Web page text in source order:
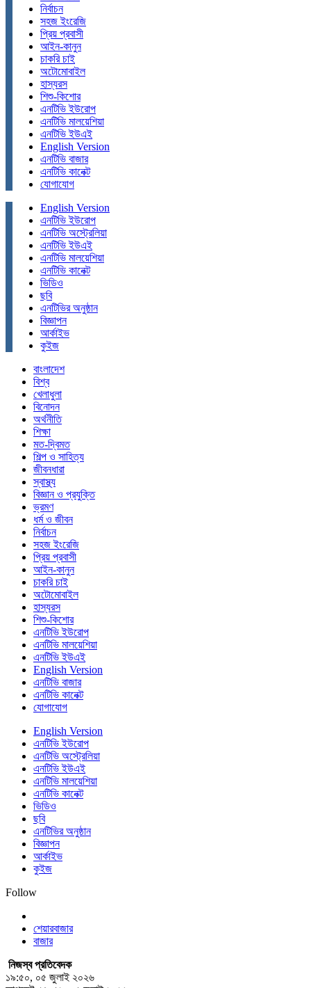
নির্বাচন
সহজ ইংরেজি
প্রিয় প্রবাসী
আইন-কানুন
চাকরি চাই
অটোমোবাইল
হাস্যরস
শিশু-কিশোর
এনটিভি ইউরোপ
এনটিভি মালয়েশিয়া
এনটিভি ইউএই
English Version
এনটিভি বাজার
এনটিভি কানেক্ট
যোগাযোগ
English Version
এনটিভি ইউরোপ
এনটিভি অস্ট্রেলিয়া
এনটিভি ইউএই
এনটিভি মালয়েশিয়া
এনটিভি কানেক্ট
ভিডিও
ছবি
এনটিভির অনুষ্ঠান
বিজ্ঞাপন
আর্কাইভ
কুইজ
বাংলাদেশ
বিশ্ব
খেলাধুলা
বিনোদন
অর্থনীতি
শিক্ষা
মত-দ্বিমত
শিল্প ও সাহিত্য
জীবনধারা
স্বাস্থ্য
বিজ্ঞান ও প্রযুক্তি
ভ্রমণ
ধর্ম ও জীবন
নির্বাচন
সহজ ইংরেজি
প্রিয় প্রবাসী
আইন-কানুন
চাকরি চাই
অটোমোবাইল
হাস্যরস
শিশু-কিশোর
এনটিভি ইউরোপ
এনটিভি মালয়েশিয়া
এনটিভি ইউএই
English Version
এনটিভি বাজার
এনটিভি কানেক্ট
যোগাযোগ
English Version
এনটিভি ইউরোপ
এনটিভি অস্ট্রেলিয়া
এনটিভি ইউএই
এনটিভি মালয়েশিয়া
এনটিভি কানেক্ট
ভিডিও
ছবি
এনটিভির অনুষ্ঠান
বিজ্ঞাপন
আর্কাইভ
কুইজ
Follow
শেয়ারবাজার
বাজার
নিজস্ব প্রতিবেদক
১৯:৫০, ০৫ জুলাই ২০২৬